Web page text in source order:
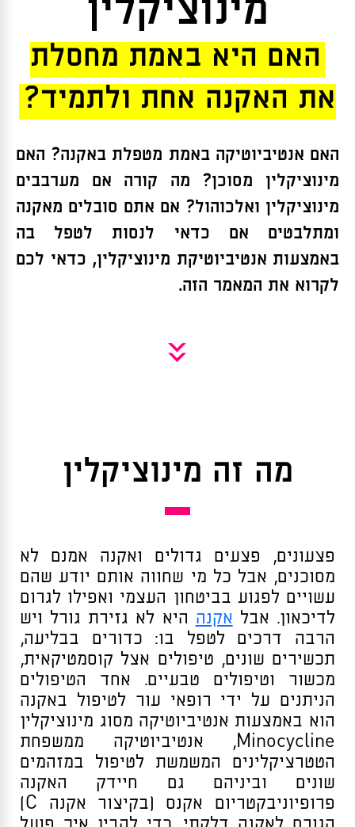
מינוציקלין
האם היא באמת מחסלת
את האקנה אחת ולתמיד?
האם אנטיביוטיקה באמת מטפלת באקנה? האם
מינוציקלין מסוכן? מה קורה אם מערבבים
מינוציקלין ואלכוהול? אם אתם סובלים מאקנה
ומתלבטים אם כדאי לנסות לטפל בה
באמצעות אנטיביוטיקת מינוציקלין, כדאי לכם
לקרוא את המאמר הזה.
»
מה זה מינוציקלין
פצעונים, פצעים גדולים ואקנה אמנם לא
מסוכנים, אבל כל מי שחווה אותם יודע שהם
עשויים לפגוע בביטחון העצמי ואפילו לגרום
לדיכאון. אבל אקנה היא לא גזירת גורל ויש
הרבה דרכים לטפל בו: כדורים בבליעה,
תכשירים שונים, טיפולים אצל קוסמטיקאית,
מכשור וטיפולים טבעיים. אחד הטיפולים
הניתנים על ידי רופאי עור לטיפול באקנה
הוא באמצעות אנטיביוטיקה מסוג מינוציקלין
Minocycline,
אנטיביוטיקה ממשפחת
הטטרציקלינים המשמשת לטיפול במזהמים
שונים וביניהם גם חיידק האקנה
פרופיוניבקטריום אקנס (בקיצור אקנה C)